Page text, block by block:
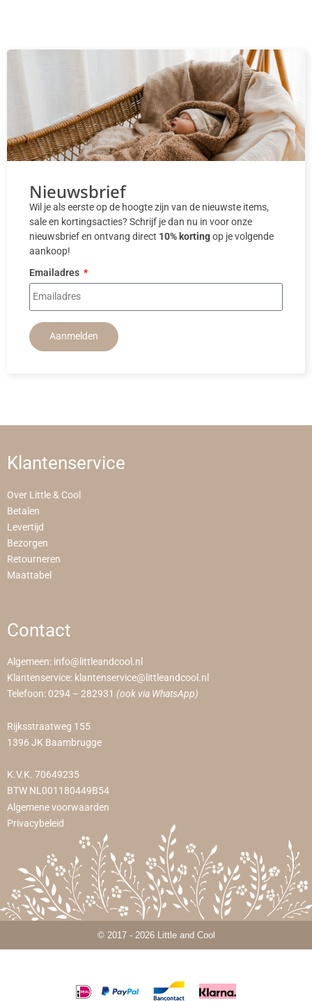
Nieuwsbrief
Wil je als eerste op de hoogte zijn van de nieuwste items,
sale en kortingsacties? Schrijf je dan nu in voor onze
nieuwsbrief en ontvang direct 10% kortingop je volgende
aankoop!
Emailadres
Aanmelden
Klantenservice
Over Little & Cool
Betalen
Levertijd
Bezorgen
Retourneren
Maattabel
Contact
Algemeen: info@littleandcool.nl
Klantenservice: klantenservice@littleandcool.nl
Telefoon: 0294 – 282931 (ook via WhatsApp)
Rijksstraatweg 155
1396 JK Baambrugge
K.V.K. 70649235
BTW NL001180449B54
Algemene voorwaarden
Privacybeleid
© 2017 - 2026 Little and Cool